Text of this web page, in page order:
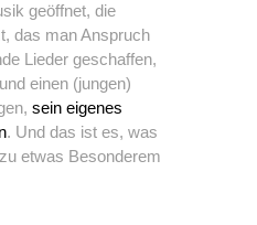
geöffnet, die
das man Anspruch
Lieder geschaffen,
einen (jungen)
sein eigenes
. Und das ist es, was
etwas Besonderem